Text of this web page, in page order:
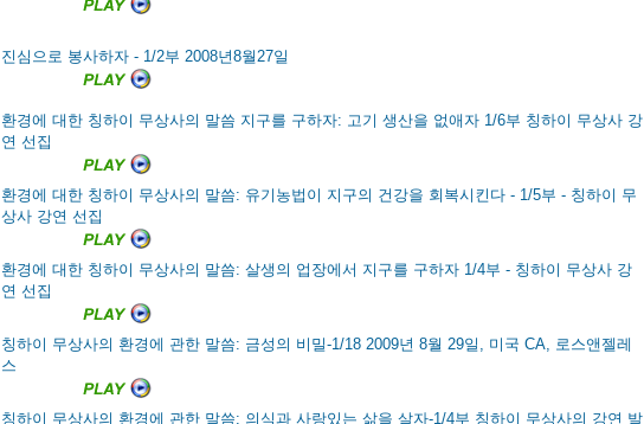
진심으로 봉사하자 - 1/2부 2008년8월27일
환경에 대한 칭하이 무상사의 말씀 지구를 구하자: 고기 생산을 없애자 1/6부 칭하이 무상사 강
연 선집
환경에 대한 칭하이 무상사의 말씀: 유기농법이 지구의 건강을 회복시킨다 - 1/5부 - 칭하이 무
상사 강연 선집
환경에 대한 칭하이 무상사의 말씀: 살생의 업장에서 지구를 구하자 1/4부 - 칭하이 무상사 강
연 선집
칭하이 무상사의 환경에 관한 말씀: 금성의 비밀-1/18 2009년 8월 29일, 미국 CA, 로스앤젤레
스
칭하이 무상사의 환경에 관한 말씀: 의식과 사랑있는 삶을 살자-1/4부 칭하이 무상사의 강연 발